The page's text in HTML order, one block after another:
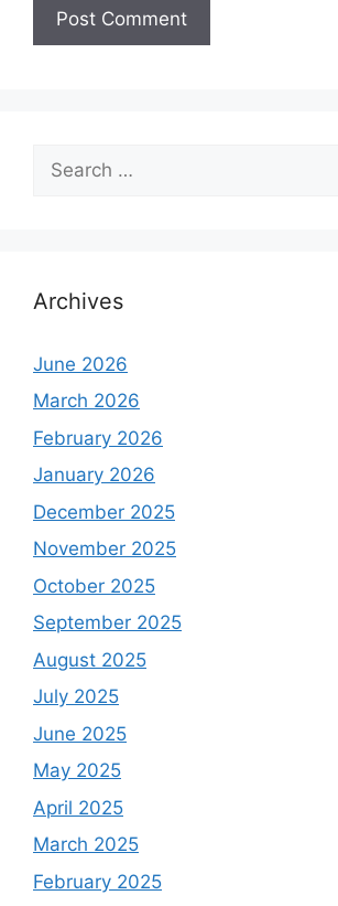
for:
Archives
June 2026
March 2026
February 2026
January 2026
December 2025
November 2025
October 2025
September 2025
August 2025
July 2025
June 2025
May 2025
April 2025
March 2025
February 2025